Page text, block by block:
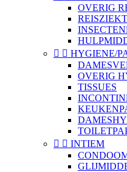
OVERIG
  HYGIENE/
OVERIG
TISSUES
  INTIEM